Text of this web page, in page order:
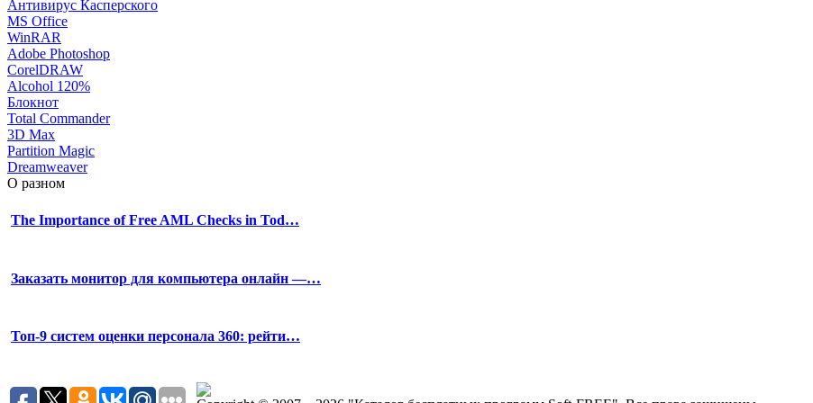
Антивирус Касперского
MS Office
WinRAR
Adobe Photoshop
CorelDRAW
Alcohol 120%
Блокнот
Total Commander
3D Max
Partition Magic
Dreamweaver
О разном
The Importance of Free AML Checks in Tod…
Заказать монитор для компьютера онлайн —…
Топ-9 систем оценки персонала 360: рейти…